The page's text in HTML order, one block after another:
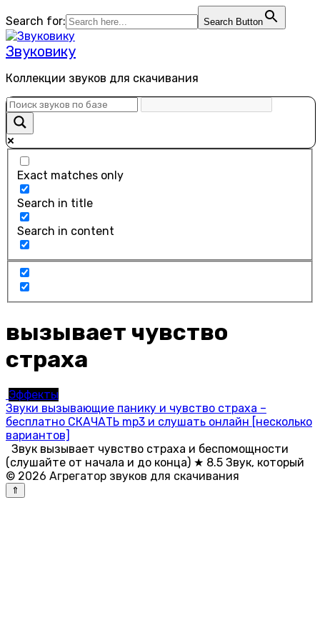
к
содержанию
Search for: Search Button
Звуковику
Коллекции звуков для скачивания
Exact matches only
Search in title
Search in content
вызывает чувство
страха
Эффекты
Звуки вызывающие панику и чувство страха –
бесплатно СКАЧАТЬ mp3 и слушать онлайн [несколько
вариантов]
Звук вызывает чувство страха и беспомощности
(слушайте от начала и до конца) ★ 8.5 Звук, который
© 2026 Агрегатор звуков для скачивания